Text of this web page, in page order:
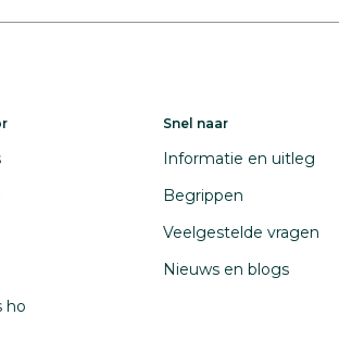
ho
Snel naar
Informatie en uitleg
Begrippen
Veelgestelde vragen
Nieuws en blogs